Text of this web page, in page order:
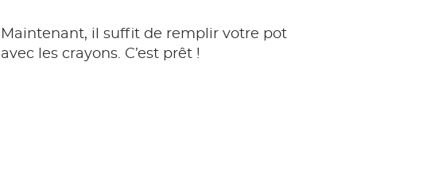
Maintenant, il suffit de remplir votre pot
avec les crayons. C’est prêt !